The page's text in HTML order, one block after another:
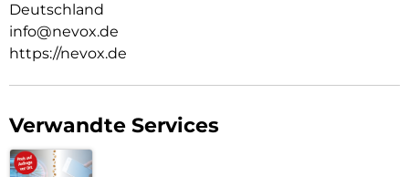
Deutschland
info@nevox.de
https://nevox.de
Verwandte Services